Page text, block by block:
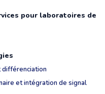
pour laboratoires de
différenciation
et intégration de signal